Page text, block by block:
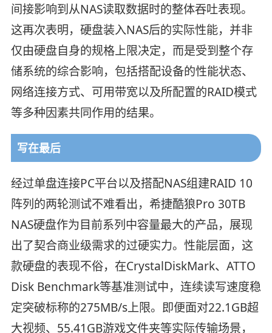
间接影响到从NAS读取数据时的整体吞吐表现。
这再次表明，硬盘装入NAS后的实际性能，并非
仅由硬盘自身的规格上限决定，而是受到整个存
储系统的综合影响，包括搭配设备的性能状态、
网络连接方式、可用带宽以及所配置的RAID模式
等多种因素共同作用的结果。
写在最后
经过单盘连接PC平台以及搭配NAS组建RAID 10
阵列的两轮测试不难看出，希捷酷狼Pro 30TB
NAS硬盘作为目前系列中容量最大的产品，展现
出了契合商业级需求的过硬实力。性能层面，这
款硬盘的表现不俗，在CrystalDiskMark、ATTO
Disk Benchmark等基准测试中，连续读写速度稳
定突破标称的275MB/s上限。即便面对22.1GB超
大视频、55.41GB游戏文件夹等实际传输场景，